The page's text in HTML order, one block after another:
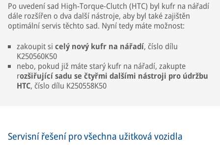
Po uvedení sad High-Torque-Clutch (HTC) byl kufr na nářadí
dále rozšířen o dva další nástroje, aby byl také zajištěn
optimální servis těchto sad. Nyní tedy máte možnost:
zakoupit si celý nový kufr na nářadí, číslo dílu
K250560K50
nebo, pokud již máte starý kufr na nářadí, zakupte
rozšiřující sadu se čtyřmi dalšími nástroji pro údržbu
HTC, číslo dílu K250558K50
Servisní řešení pro všechna užitková vozidla